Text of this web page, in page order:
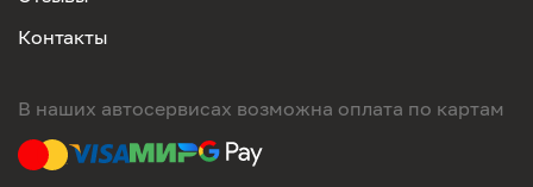
Контакты
В наших автосервисах возможна оплата по картам